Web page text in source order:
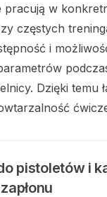
pracują w
częstych
i
Dzięki temu
pistoletów i